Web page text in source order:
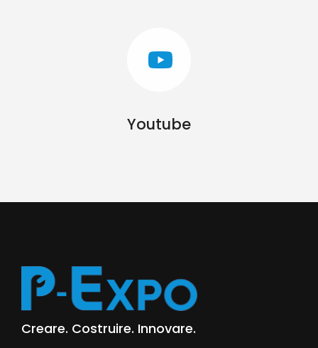
Youtube
Creare. Costruire. Innovare.